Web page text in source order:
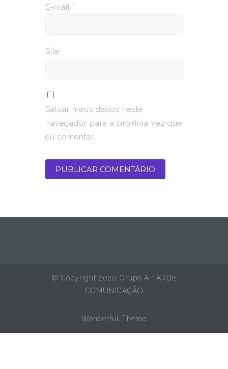
E-mail *
Site
Salvar meus dados neste
navegador para a próxima vez que
eu comentar.
© Copyright 2020 Grupo A TARDE
COMUNICAÇÃO
Wonderful Theme